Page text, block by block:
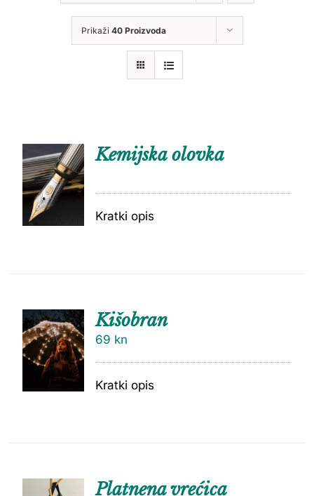
Prikaži 40 Proizvoda
Kemijska olovka
Kratki opis
DODAJ
U
KOŠARI
Kišobran
69 kn
Kratki opis
DODAJ
Platnena vrećica